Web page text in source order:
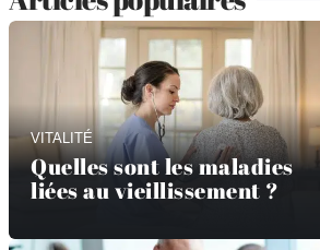
VITALITÉ
Quelles sont les maladies
liées au vieillissement ?